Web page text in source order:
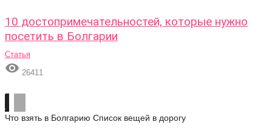
10 достопримечательностей, которые нужно
посетить в Болгарии
Статья
 26411
Что взять в Болгарию Список вещей в дорогу